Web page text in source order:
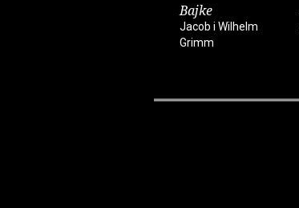
Bajke
Jacob i Wilhelm
Grimm